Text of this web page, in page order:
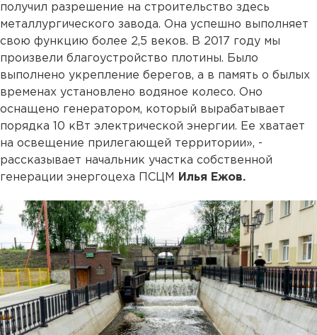
получил разрешение на строительство здесь
металлургического завода. Она успешно выполняет
свою функцию более 2,5 веков. В 2017 году мы
произвели благоустройство плотины. Было
выполнено укрепление берегов, а в память о былых
временах установлено водяное колесо. Оно
оснащено генератором, который вырабатывает
порядка 10 кВт электрической энергии. Ее хватает
на освещение прилегающей территории», -
рассказывает начальник участка собственной
генерации энергоцеха ПСЦМ
Илья Ежов.